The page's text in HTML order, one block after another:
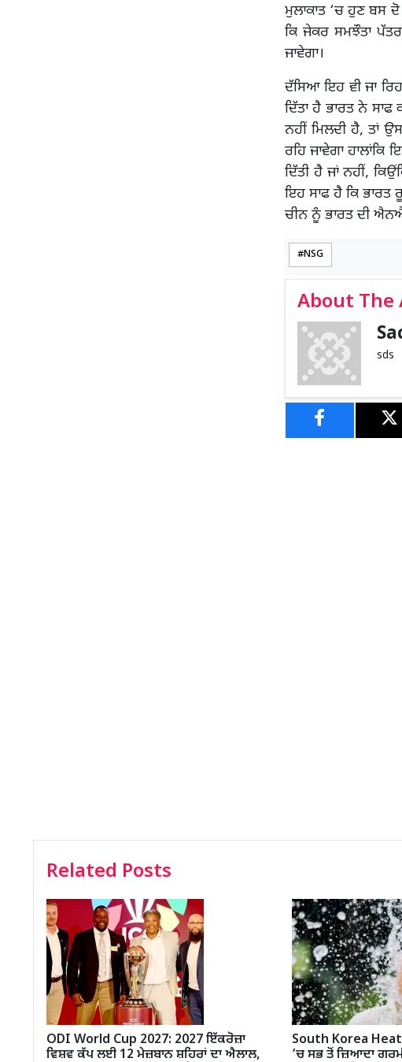
ਮੁਲਾਕਾਤ ‘ਚ ਹੁਣ ਬਸ
ਕਿ ਜੇਕਰ ਸਮਝੌਤਾ
ਜਾਵੇਗਾ।
ਦੱਸਿਆ ਇਹ ਵੀ ਜਾ
ਦਿੱਤਾ ਹੈ ਭਾਰਤ ਨੇ
ਨਹੀਂ ਮਿਲਦੀ ਹੈ, ਤਾਂ
ਰਹਿ ਜਾਵੇਗਾ ਹਾਲਾਂਕਿ
ਦਿੱਤੀ ਹੈ ਜਾਂ ਨਹੀਂ,
ਇਹ ਸਾਫ ਹੈ ਕਿ ਭਾਰਤ
ਚੀਨ ਨੂੰ ਭਾਰਤ ਦੀ
NSG
About The
sds
Related Posts
ODI World Cup 2027: 2027 ਇੱਕਰੋਜ਼ਾ
ਵਿਸ਼ਵ ਕੱਪ ਲਈ 12 ਮੇਜ਼ਬਾਨ ਸ਼ਹਿਰਾਂ ਦਾ ਐਲਾਲ,
South Korea
’ਚ ਸਭ ਤੋਂ ਜ਼ਿਆਦਾ